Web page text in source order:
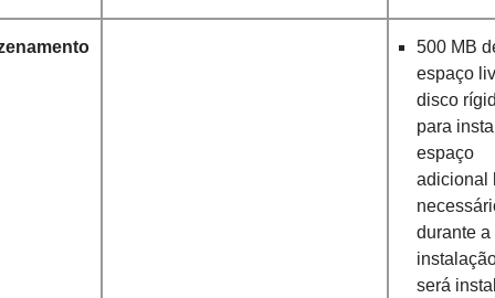
500 MB
espaço
disco
para
espaço
adicional
durante a
será